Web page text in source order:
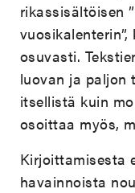
rikassisältöisen
osuvasti.
luovan ja paljon
itsellistä kuin
osoittaa myös,
Kirjoittamisesta
havainnoista